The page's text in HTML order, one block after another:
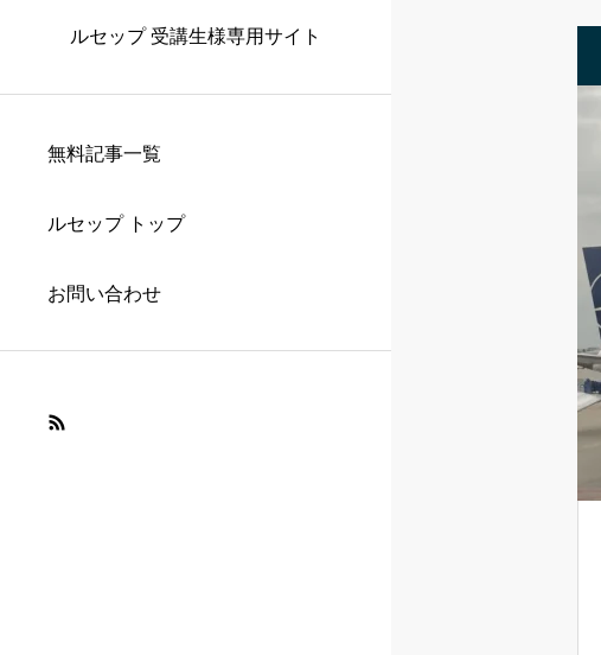
ルセップ 受講生様専用サイト
無料記事一覧
ルセップ トップ
お問い合わせ